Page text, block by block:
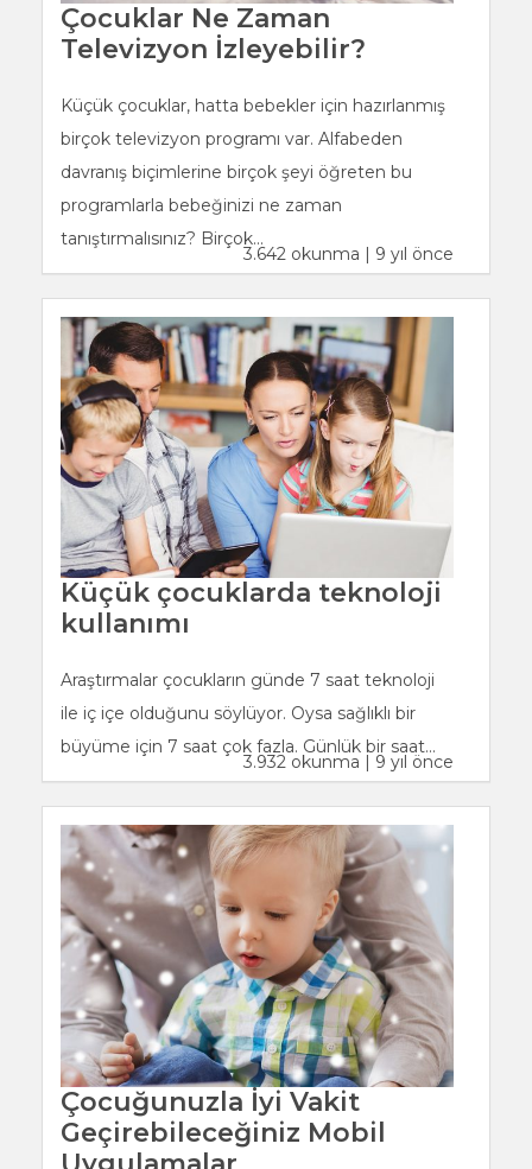
Çocuklar Ne Zaman
Televizyon İzleyebilir?
Küçük çocuklar, hatta bebekler için hazırlanmış
birçok televizyon programı var. Alfabeden
davranış biçimlerine birçok şeyi öğreten bu
programlarla bebeğinizi ne zaman
tanıştırmalısınız? Birçok...
3.642 okunma | 9 yıl önce
Küçük çocuklarda teknoloji
kullanımı
Araştırmalar çocukların günde 7 saat teknoloji
ile iç içe olduğunu söylüyor. Oysa sağlıklı bir
büyüme için 7 saat çok fazla. Günlük bir saat...
3.932 okunma | 9 yıl önce
Çocuğunuzla İyi Vakit
Geçirebileceğiniz Mobil